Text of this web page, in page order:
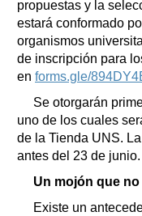
propuestas y la
estará conformado
organismos
de inscripción para
en forms.gle/
Se otorgarán
uno de los cuales
de la Tienda UNS.
antes del 23 de junio.
Un mojón que no
Existe un